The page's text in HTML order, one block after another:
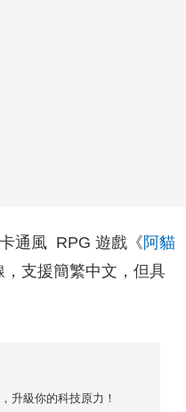
通風 RPG 遊戲《阿貓
支援簡繁中文，但具
升級你的科技原力！